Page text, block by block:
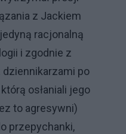
z Jackiem
racjonalną
i zgodnie z
po
osłaniali jego
to agresywni)
przepychanki,